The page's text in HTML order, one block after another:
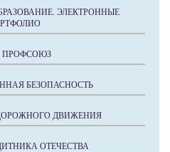
ЭЛЕКТРОННЫЕ
ПРОФСОЮЗ
БЕЗОПАСНОСТЬ
ДВИЖЕНИЯ
ОТЕЧЕСТВА